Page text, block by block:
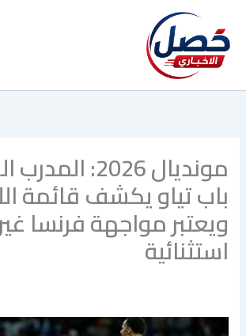
المحتوى
مونديال 2026:
باب تياو يكشف قائمة
ويعتبر مواجهة فرنسا
استثنائية